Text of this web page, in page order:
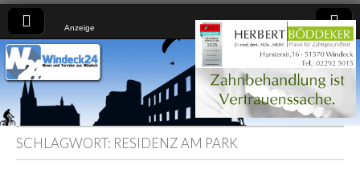
Anzeige
Windeck24
Nachrichten
aus dem
Ländchen
für das
Ländchen
SCHLAGWORT: RESIDENZ AM PARK